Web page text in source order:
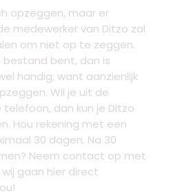
opzeggen, maar er
medewerker van Ditzo zal
om niet op te zeggen.
bent, dan is
handig, want aanzienlijk
Wil je uit de
dan kun je Ditzo
Hou rekening met een
30 dagen. Na 30
Neem contact op met
gaan hier direct